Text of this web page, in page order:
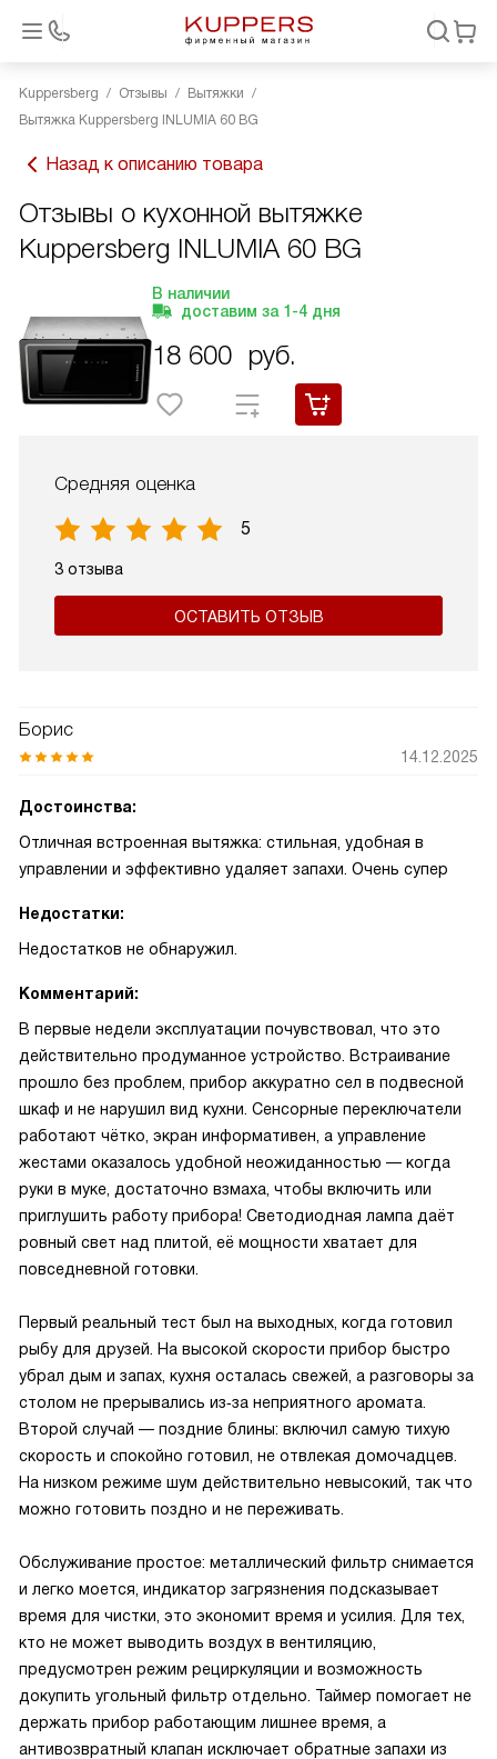
Kuppersberg Отзывы
Вытяжки
Вытяжка Kuppersberg INLUMIA 60 BG
Назад к описанию товара
Отзывы о кухонной вытяжке
Kuppersberg INLUMIA 60 BG
В наличии
доставим за 1-4 дня
18 600 руб.
Средняя оценка
5
3 отзыва
ОСТАВИТЬ ОТЗЫВ
Борис
14.12.2025
Достоинства:
Отличная встроенная вытяжка: стильная, удобная в
управлении и эффективно удаляет запахи. Очень супер
Недостатки:
Недостатков не обнаружил.
Комментарий:
В первые недели эксплуатации почувствовал, что это
действительно продуманное устройство. Встраивание
прошло без проблем, прибор аккуратно сел в подвесной
шкаф и не нарушил вид кухни. Сенсорные переключатели
работают чётко, экран информативен, а управление
жестами оказалось удобной неожиданностью — когда
руки в муке, достаточно взмаха, чтобы включить или
приглушить работу прибора! Светодиодная лампа даёт
ровный свет над плитой, её мощности хватает для
повседневной готовки.
Первый реальный тест был на выходных, когда готовил
рыбу для друзей. На высокой скорости прибор быстро
убрал дым и запах, кухня осталась свежей, а разговоры за
столом не прерывались из‑за неприятного аромата.
Второй случай — поздние блины: включил самую тихую
скорость и спокойно готовил, не отвлекая домочадцев.
На низком режиме шум действительно невысокий, так что
можно готовить поздно и не переживать.
Обслуживание простое: металлический фильтр снимается
и легко моется, индикатор загрязнения подсказывает
время для чистки, это экономит время и усилия. Для тех,
кто не может выводить воздух в вентиляцию,
предусмотрен режим рециркуляции и возможность
докупить угольный фильтр отдельно. Таймер помогает не
держать прибор работающим лишнее время, а
антивозвратный клапан исключает обратные запахи из